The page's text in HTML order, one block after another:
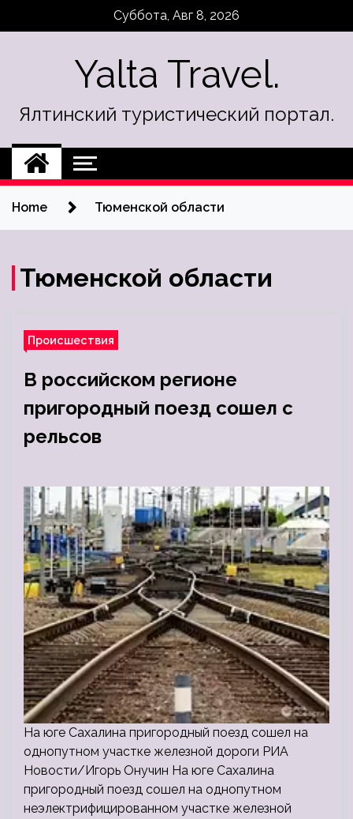
Суббота, Авг 8, 2026
Yalta Travel.
Ялтинский туристический портал.
Home Тюменской области
Тюменской области
Происшествия
В российском регионе
пригородный поезд сошел с
рельсов
На юге Сахалина пригородный поезд сошел на
однопутном участке железной дороги РИА
Новости/Игорь Онучин На юге Сахалина
пригородный поезд сошел на однопутном
неэлектрифицированном участке железной